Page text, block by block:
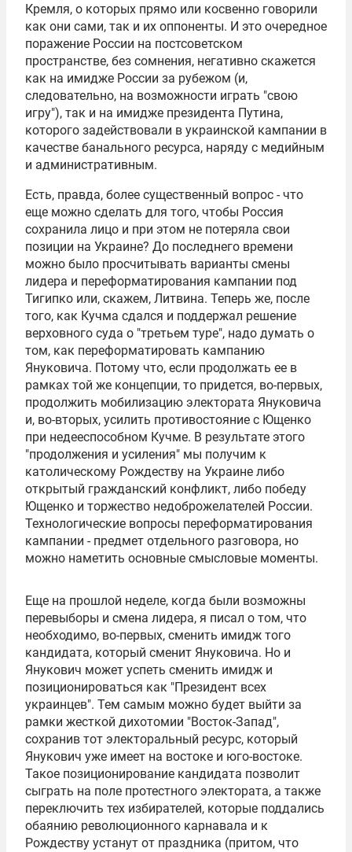
Кремля, о которых прямо или косвенно говорили
как они сами, так и их оппоненты. И это очередное
поражение России на постсоветском
пространстве, без сомнения, негативно скажется
как на имидже России за рубежом (и,
следовательно, на возможности играть "свою
игру"), так и на имидже президента Путина,
которого задействовали в украинской кампании в
качестве банального ресурса, наряду с медийным
и административным.
Есть, правда, более существенный вопрос - что
еще можно сделать для того, чтобы Россия
сохранила лицо и при этом не потеряла свои
позиции на Украине? До последнего времени
можно было просчитывать варианты смены
лидера и переформатирования кампании под
Тигипко или, скажем, Литвина. Теперь же, после
того, как Кучма сдался и поддержал решение
верховного суда о "третьем туре", надо думать о
том, как переформатировать кампанию
Януковича. Потому что, если продолжать ее в
рамках той же концепции, то придется, во-первых,
продолжить мобилизацию электората Януковича
и, во-вторых, усилить противостояние с Ющенко
при недееспособном Кучме. В результате этого
"продолжения и усиления" мы получим к
католическому Рождеству на Украине либо
открытый гражданский конфликт, либо победу
Ющенко и торжество недоброжелателей России.
Технологические вопросы переформатирования
кампании - предмет отдельного разговора, но
можно наметить основные смысловые моменты.
Еще на прошлой неделе, когда были возможны
перевыборы и смена лидера, я писал о том, что
необходимо, во-первых, сменить имидж того
кандидата, который сменит Януковича. Но и
Янукович может успеть сменить имидж и
позиционироваться как "Президент всех
украинцев". Тем самым можно будет выйти за
рамки жесткой дихотомии "Восток-Запад",
сохранив тот электоральный ресурс, который
Янукович уже имеет на востоке и юго-востоке.
Такое позиционирование кандидата позволит
сыграть на поле протестного электората, а также
переключить тех избирателей, которые поддались
обаянию революционного карнавала и к
Рождеству устанут от праздника (притом, что